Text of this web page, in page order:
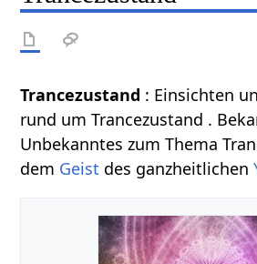
Trancezustand : Einsichten
rund um Trancezustand .
Unbekanntes zum Thema
dem Geist des ganzheitlichen